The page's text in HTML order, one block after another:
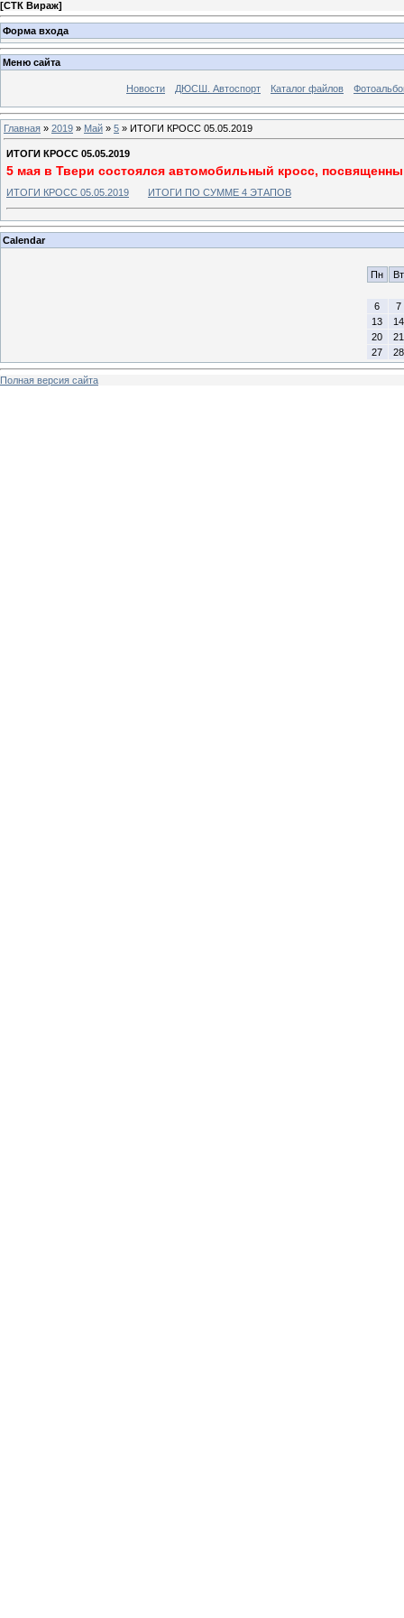
[СТК Вираж]
Форма входа
Меню сайта
Новости ДЮСШ. Автоспорт Каталог файлов
Главная » 2019 » Май » 5 » ИТОГИ КРОСС 05.05.2019
ИТОГИ КРОСС 05.05.2019
5 мая в Твери состоялся автомобильный кросс,
ИТОГИ КРОСС 05.05.2019 ИТОГИ ПО СУММЕ 4 ЭТАПОВ
Calendar
Пн Вт
6
7
13
14
20
21
27
28
Полная версия сайта